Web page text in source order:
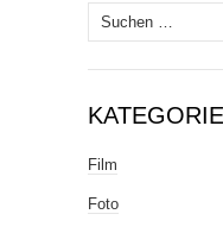
Suche
nach:
Film
Foto